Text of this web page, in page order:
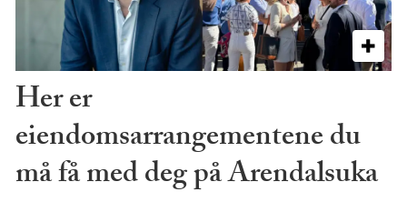
Her er
eiendomsarrangementene du
må få med deg på Arendalsuka